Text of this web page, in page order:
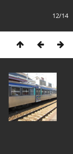
12/14